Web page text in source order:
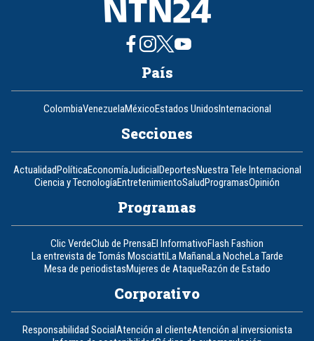
País
ColombiaVenezuelaMéxicoEstados UnidosInternacional
Secciones
ActualidadPolíticaEconomíaJudicialDeportesNuestra Tele Internacional
Ciencia y TecnologíaEntretenimientoSaludProgramasOpinión
Programas
Clic VerdeClub de PrensaEl InformativoFlash Fashion
La entrevista de Tomás MosciattiLa MañanaLa NocheLa Tarde
Mesa de periodistasMujeres de AtaqueRazón de Estado
Corporativo
Responsabilidad SocialAtención al clienteAtención al inversionista